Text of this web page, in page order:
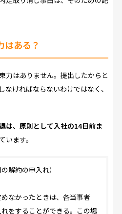
はある？
力はありません。提出したからと
なければならないわけではなく、
は、原則として入社の14日前ま
います。
解約の申入れ）
なかったときは、各当事者
をすることができる。この場